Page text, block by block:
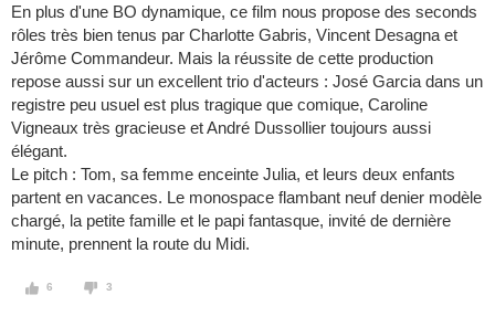
En plus d'une BO dynamique, ce film nous propose des seconds
rôles très bien tenus par Charlotte Gabris, Vincent Desagna et
Jérôme Commandeur. Mais la réussite de cette production
repose aussi sur un excellent trio d'acteurs : José Garcia dans un
registre peu usuel est plus tragique que comique, Caroline
Vigneaux très gracieuse et André Dussollier toujours aussi
élégant.
Le pitch : Tom, sa femme enceinte Julia, et leurs deux enfants
partent en vacances. Le monospace flambant neuf denier modèle
chargé, la petite famille et le papi fantasque, invité de dernière
minute, prennent la route du Midi.
6 3